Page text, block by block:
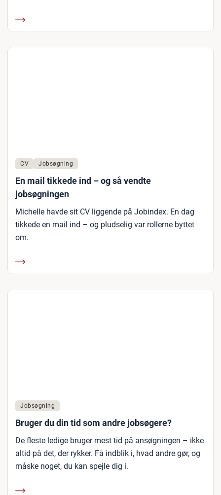
CV Jobsøgning
En mail tikkede ind – og så vendte
jobsøgningen
Michelle havde sit CV liggende på Jobindex. En dag
tikkede en mail ind – og pludselig var rollerne byttet
om.
Jobsøgning
Bruger du din tid som andre jobsøgere?
De fleste ledige bruger mest tid på ansøgningen – ikke
altid på det, der rykker. Få indblik i, hvad andre gør, og
måske noget, du kan spejle dig i.